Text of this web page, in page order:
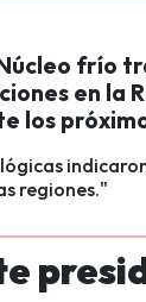
Núcleo frío
en la
los
regiones."